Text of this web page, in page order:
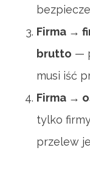
Firma →
brutto —
musi iść
Firma →
tylko
przelew